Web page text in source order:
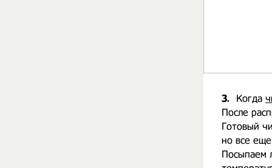
3. Когда
После
Готовый
но все
Посыпаем